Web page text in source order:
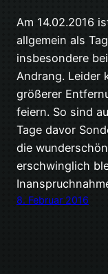
Am 14.02.2016
allgemein als
insbesondere
Andrang. Leider
größerer
feiern. So sind
Tage davor
die
erschwinglich
8. Februar 2016